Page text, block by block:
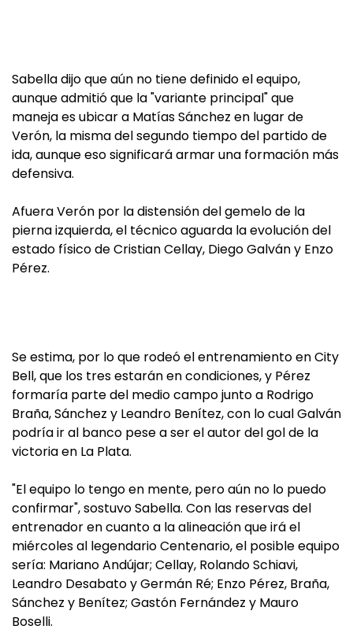
Sabella dijo que aún no tiene definido el equipo,
aunque admitió que la "variante principal" que
maneja es ubicar a Matías Sánchez en lugar de
Verón, la misma del segundo tiempo del partido de
ida, aunque eso significará armar una formación más
defensiva.
Afuera Verón por la distensión del gemelo de la
pierna izquierda, el técnico aguarda la evolución del
estado físico de Cristian Cellay, Diego Galván y Enzo
Pérez.
Se estima, por lo que rodeó el entrenamiento en City
Bell, que los tres estarán en condiciones, y Pérez
formaría parte del medio campo junto a Rodrigo
Braña, Sánchez y Leandro Benítez, con lo cual Galván
podría ir al banco pese a ser el autor del gol de la
victoria en La Plata.
"El equipo lo tengo en mente, pero aún no lo puedo
confirmar", sostuvo Sabella. Con las reservas del
entrenador en cuanto a la alineación que irá el
miércoles al legendario Centenario, el posible equipo
sería: Mariano Andújar; Cellay, Rolando Schiavi,
Leandro Desabato y Germán Ré; Enzo Pérez, Braña,
Sánchez y Benítez; Gastón Fernández y Mauro
Boselli.